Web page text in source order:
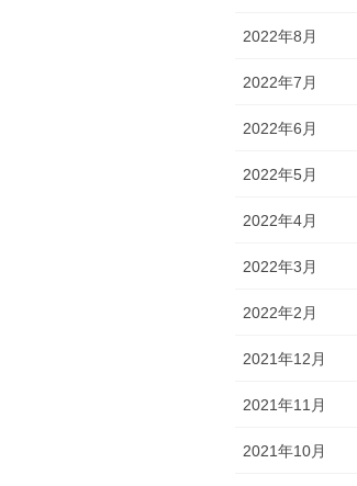
2022年8月
2022年7月
2022年6月
2022年5月
2022年4月
2022年3月
2022年2月
2021年12月
2021年11月
2021年10月